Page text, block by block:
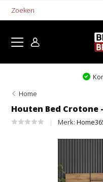
Home
Houten Bed Crotone
Merk: